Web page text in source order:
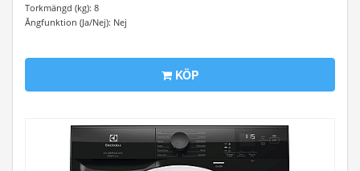
Torkmängd (kg): 8
Ångfunktion (Ja/Nej): Nej
KÖP